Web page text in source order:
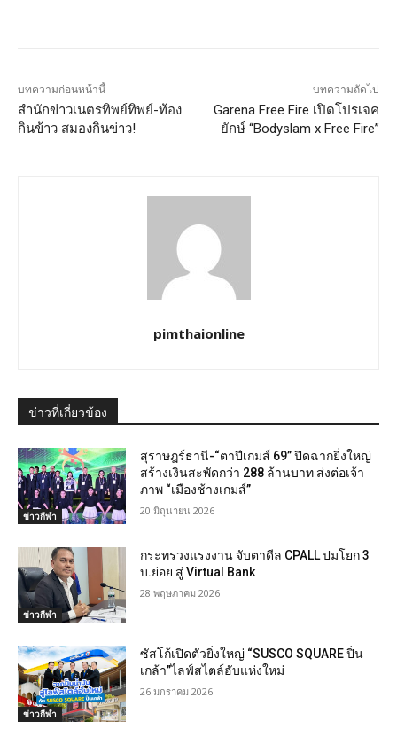
บทความก่อนหน้านี้
สำนักข่าวเนตรทิพย์ทิพย์-ท้อง
กินข้าว สมองกินข่าว!
บทความถัดไป
Garena Free Fire เปิดโปรเจค
ยักษ์ “Bodyslam x Free Fire”
pimthaionline
ข่าวที่เกี่ยวข้อง
ข่าวกีฬา
สุราษฎร์ธานี-“ตาปีเกมส์ 69” ปิดฉากยิ่งใหญ่
สร้างเงินสะพัดกว่า 288 ล้านบาท ส่งต่อเจ้า
ภาพ “เมืองช้างเกมส์”
20 มิถุนายน 2026
ข่าวกีฬา
กระทรวงแรงงาน จับตาดีล CPALL ปมโยก 3
บ.ย่อย สู่ Virtual Bank
28 พฤษภาคม 2026
ข่าวกีฬา
ซัสโก้เปิดตัวยิ่งใหญ่ “SUSCO SQUARE ปิ่น
เกล้า”ไลฟ์สไตล์ฮับแห่งใหม่
26 มกราคม 2026